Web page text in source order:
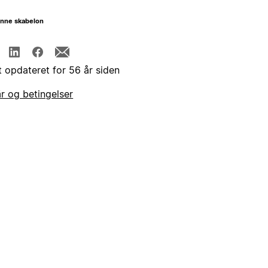
skabelon
opdateret for 56 år siden
og betingelser